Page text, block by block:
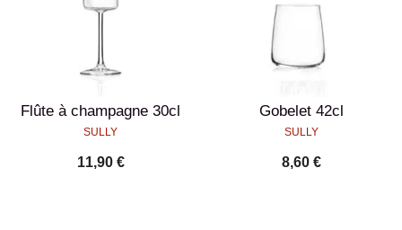
Flûte à champagne 30cl
SULLY
11,90 €
Gobelet 42cl
SULLY
8,60 €